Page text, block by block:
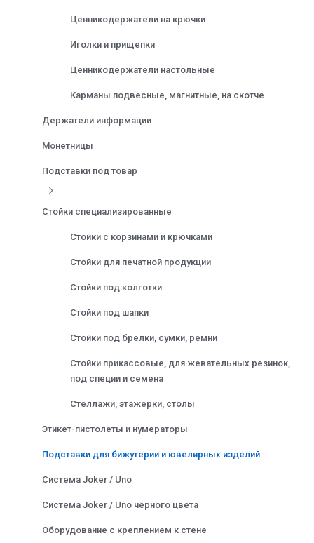
Ценникодержатели на крючки
Иголки и прищепки
Ценникодержатели настольные
Карманы подвесные, магнитные, на скотче
Держатели информации
Монетницы
Подставки под товар
Стойки специализированные
Стойки с корзинами и крючками
Стойки для печатной продукции
Стойки под колготки
Стойки под шапки
Стойки под брелки, сумки, ремни
Стойки прикассовые, для жевательных резинок,
под специи и семена
Стеллажи, этажерки, столы
Этикет-пистолеты и нумераторы
Подставки для бижутерии и ювелирных изделий
Система Joker / Uno
Система Joker / Uno чёрного цвета
Оборудование с креплением к стене